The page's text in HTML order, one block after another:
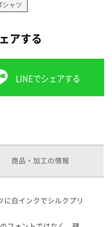
Tシャツ
アする
LINEでシェアする
商品・加工の情報
に白インクでシルクプリ